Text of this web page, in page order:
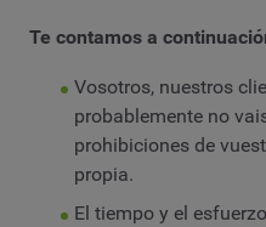
Te contamos a
Vosotros, nuestros
probablemente no
prohibiciones de
propia.
El tiempo y el